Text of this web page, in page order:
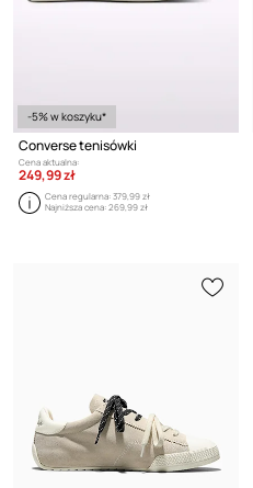
-5% w koszyku*
Converse tenisówki
Cena aktualna:
249,99 zł
Cena regularna:379,99 zł
Najniższa cena:269,99 zł